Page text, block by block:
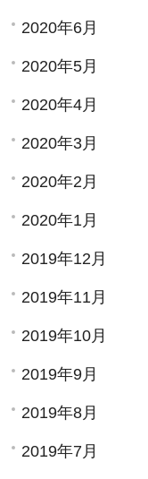
2020年6月
2020年5月
2020年4月
2020年3月
2020年2月
2020年1月
2019年12月
2019年11月
2019年10月
2019年9月
2019年8月
2019年7月